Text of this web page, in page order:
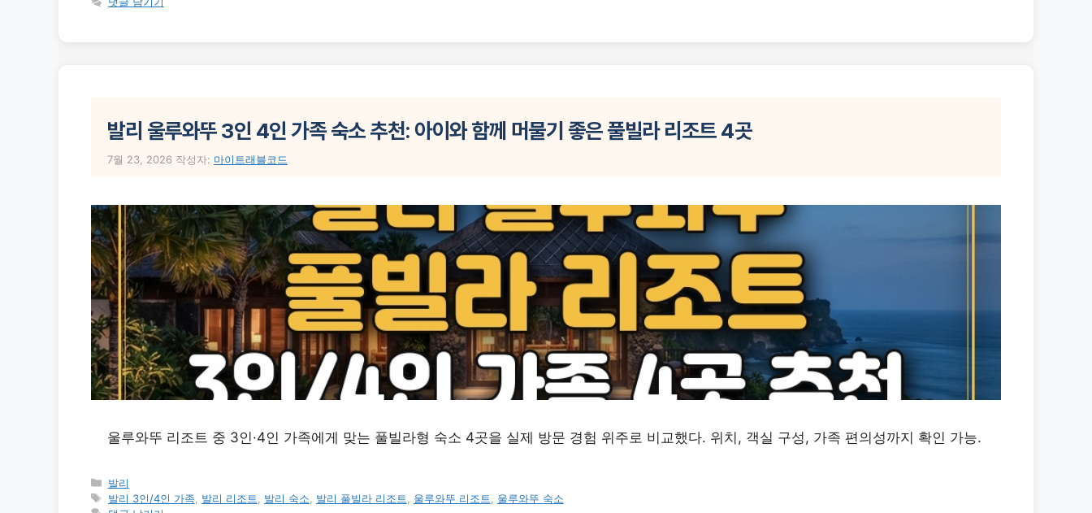
발리 울루와뚜 3인 4인 가족 숙소 추천: 아이와 함께 머물기 좋은 풀빌라 리조트 4곳
7월 23, 2026 작성자: 마이트래블코드
울루와뚜 리조트 중 3인·4인 가족에게 맞는 풀빌라형 숙소 4곳을 실제 방문 경험 위주로 비교했다. 위치, 객실 구성, 가족 편의성까지 확인 가능.
카
테
발리
태
발리 3인/4인 가족 발리 리조트 발리 숙소 발리 풀빌라 리조트 울루와뚜 리조트
울루와뚜 숙소